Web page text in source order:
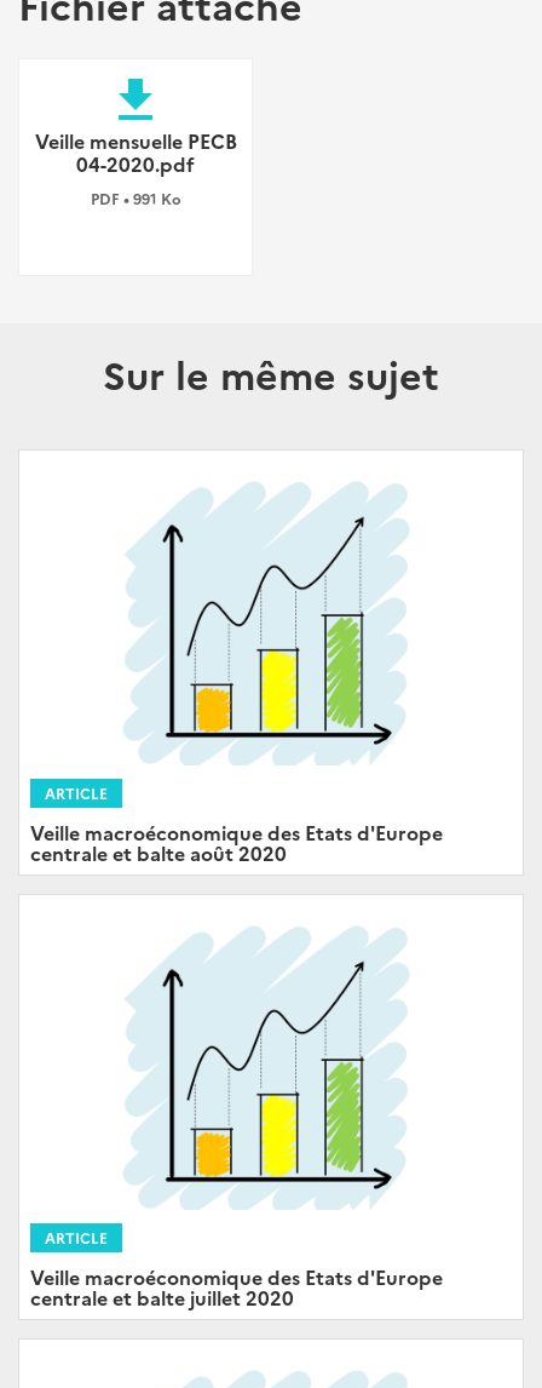
file_download
Veille mensuelle PECB
04-2020.pdf
PDF • 991 Ko
Sur le même sujet
ARTICLE
Veille macroéconomique des Etats d'Europe
centrale et balte août 2020
ARTICLE
Veille macroéconomique des Etats d'Europe
centrale et balte juillet 2020